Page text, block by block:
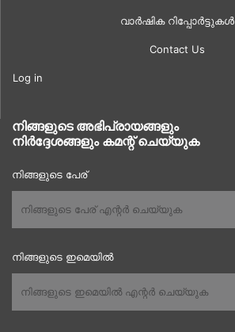
വാർഷിക റിപ്പോർട്ടുകൾ
Contact Us
Log in
നിങ്ങളുടെ അഭിപ്രായങ്ങളും
നിർദ്ദേശങ്ങളും കമന്റ് ചെയ്യുക
നിങ്ങളുടെ പേര്
നിങ്ങളുടെ ഇമെയിൽ